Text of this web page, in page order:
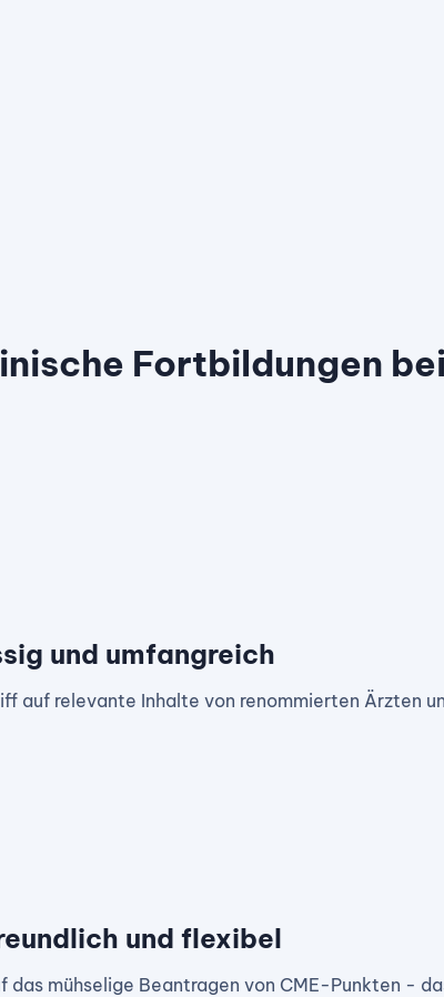
Fortbildungen
und umfangreich
auf relevante Inhalte von renommierten Ärzten
und flexibel
das mühselige Beantragen von CME-Punkten -